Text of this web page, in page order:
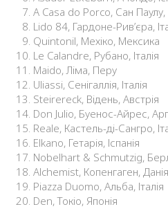
A Casa do Porco, Сан Паулу,
Lido 84, Гардоне-Рив’єра,
Quintonil, Мехіко, Мексика
Le Calandre, Рубано, Італія
Maido, Ліма, Перу
Uliassi, Сенігаллія, Італія
Steirereck, Відень, Австрія
Don Julio, Буенос-Айрес,
Reale, Кастель-ді-Сангро,
Elkano, Гетарія, Іспанія
Nobelhart & Schmutzig,
Alchemist, Копенгаген, Данія
Piazza Duomo, Альба, Італія
Den, Токіо, Японія